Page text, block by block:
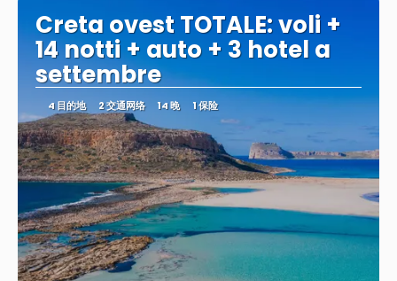
Creta ovest TOTALE: voli +
14 notti + auto + 3 hotel a
settembre
4 目的地 2 交通网络 14 晚 1 保险